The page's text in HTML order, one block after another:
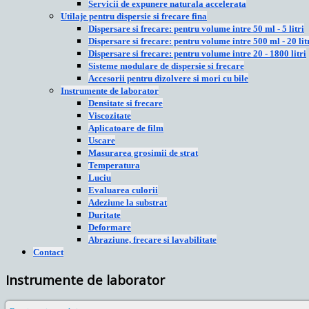
Servicii de expunere naturala accelerata
Utilaje pentru dispersie si frecare fina
Dispersare si frecare: pentru volume intre 50 ml - 5 litri
Dispersare si frecare: pentru volume intre 500 ml - 20
Dispersare si frecare: pentru volume intre 20 - 1800 litri
Sisteme modulare de dispersie si frecare
Accesorii pentru dizolvere si mori cu bile
Instrumente de laborator
Densitate si frecare
Viscozitate
Aplicatoare de film
Uscare
Masurarea grosimii de strat
Temperatura
Luciu
Evaluarea culorii
Adeziune la substrat
Duritate
Deformare
Abraziune, frecare si lavabilitate
Contact
Instrumente de laborator